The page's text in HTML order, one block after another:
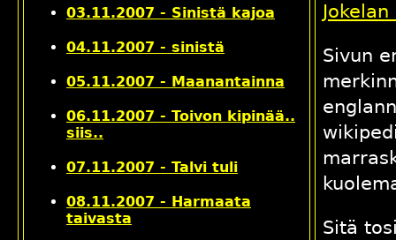
03.11.2007 - Sinistä kajoa
04.11.2007 - sinistä
05.11.2007 - Maanantainna
06.11.2007 - Toivon kipinää..
siis..
07.11.2007 - Talvi tuli
08.11.2007 - Harmaata
taivasta
Sivun
Sitä